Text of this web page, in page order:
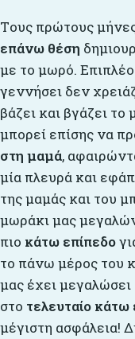
Tους πρώτους
επάνω θέση
με το μωρό.
γεννήσει δεν
βάζει και βγάζει
μπορεί επίσης να
στη μαμά,
μία πλευρά και
της μαμάς και του
μωράκι μας
πιο κάτω επίπεδο
το πάνω μέρος του
μας έχει
στο τελευταίο κάτω
μέγιστη ασφάλεια!